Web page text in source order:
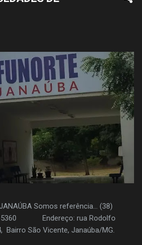
Somos referência... (38)
5360 Endereço: rua Rodolfo
Bairro São Vicente, Janaúba/MG.